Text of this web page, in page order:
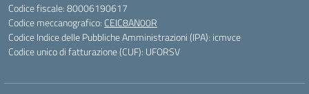
Codice fiscale: 80006190617
Codice meccanografico: CEIC8AN00R
Codice Indice delle Pubbliche Amministrazioni (IPA): icmvce
Codice unico di fatturazione (CUF): UFORSV